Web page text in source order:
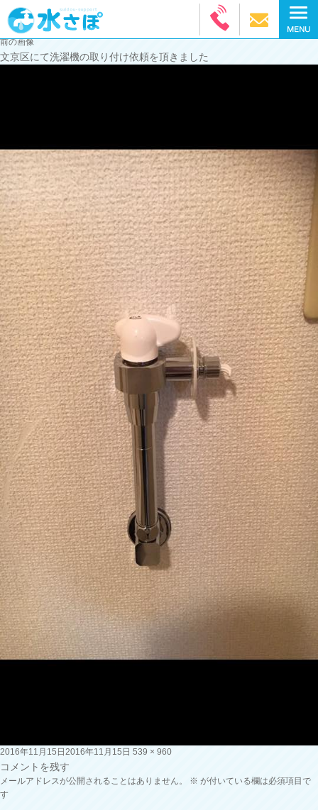
前の画像
文京区にて洗濯機の取り付け依頼を頂きました
投
稿
日:
2016年11月15日 2016年11月15日 フ
サ
539 × 960
コメントを残す
メールアドレスが公開されることはありません。 ※ が付いている欄は必須項目で
す